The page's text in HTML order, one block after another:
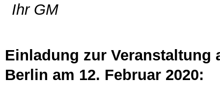
Ihr GM
Einladung zur
Berlin am 12. Februar 2020: